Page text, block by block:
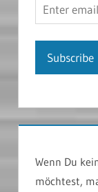
Wenn Du
möchtest,